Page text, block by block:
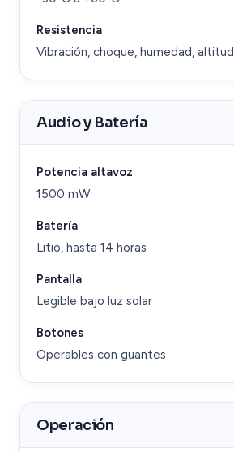
Resistencia
Vibración, choque, humedad, altitud
Audio y Batería
Potencia altavoz
1500 mW
Batería
Litio, hasta 14 horas
Pantalla
Legible bajo luz solar
Botones
Operables con guantes
Operación